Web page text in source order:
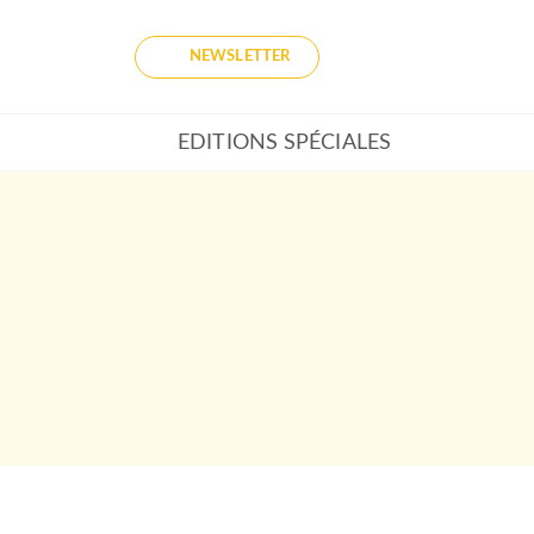
NEWSLETTER
EDITIONS SPÉCIALES